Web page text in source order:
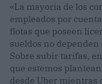
«La mayoría de los
empleados por
flotas que poseen
sueldos no dependen
Sobre subir tarifas,
que estemos
desde Uber mientras